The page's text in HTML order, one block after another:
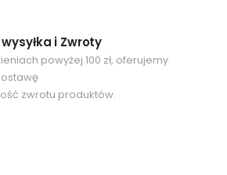
i Zwroty
powyżej 100 zł, oferujemy
zwrotu produktów.